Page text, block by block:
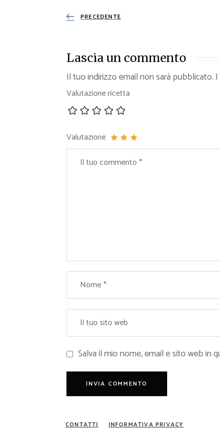
PRECEDENTE
Lascia un commento
Il tuo indirizzo email non sarà pubblicato.
Valutazione ricetta
Valutazione
Salva il mio nome, email e sito web in
CONTATTI INFORMATIVA PRIVACY